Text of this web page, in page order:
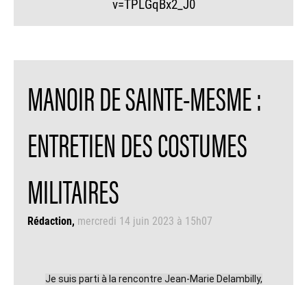
v=TPLGqBx2_J0
MANOIR DE SAINTE-MESME :
ENTRETIEN DES COSTUMES
MILITAIRES
Rédaction mercredi 14 juin 2023 à 15h07
Je suis parti à la rencontre Jean-Marie Delambilly,